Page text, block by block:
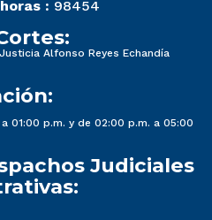
: 98454
Alfonso Reyes Echandía
01:00 p.m. y de 02:00 p.m. a 05:00
Judiciales